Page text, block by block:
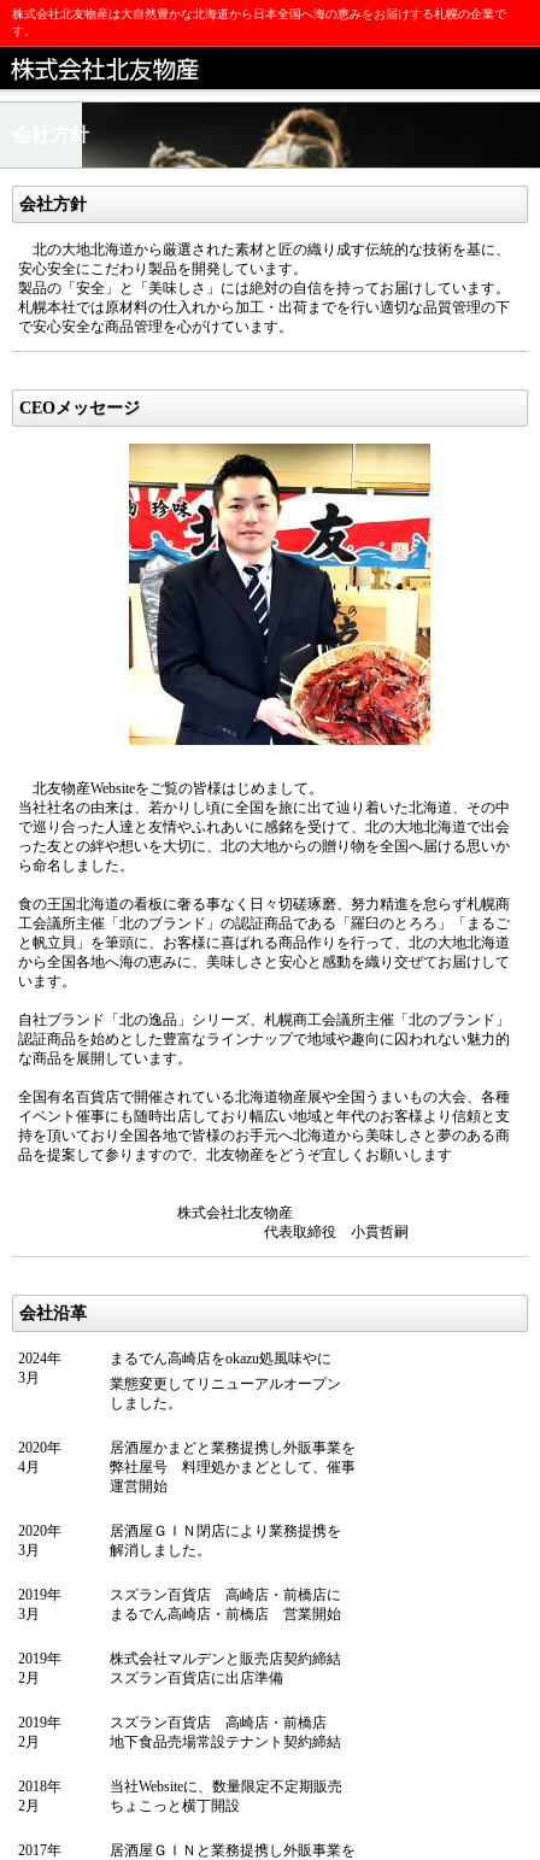
株式会社北友物産は大自然豊かな北海道から日本全国へ海の恵みをお届けする札幌の企業で
す。
会社方針
会社方針
北の大地北海道から厳選された素材と匠の織り成す伝統的な技術を基に、
安心安全にこだわり製品を開発しています。
製品の「安全」と「美味しさ」には絶対の自信を持ってお届けしています。
札幌本社では原材料の仕入れから加工・出荷までを行い適切な品質管理の下
で安心安全な商品管理を心がけています。
CEOメッセージ
北友物産Websiteをご覧の皆様はじめまして。
当社社名の由来は、若かりし頃に全国を旅に出て辿り着いた北海道、その中
で巡り合った人達と友情やふれあいに感銘を受けて、北の大地北海道で出会
った友との絆や想いを大切に、北の大地からの贈り物を全国へ届ける思いか
ら命名しました。
食の王国北海道の看板に奢る事なく日々切磋琢磨、努力精進を怠らず札幌商
工会議所主催「北のブランド」の認証商品である「羅臼のとろろ」「まるご
と帆立貝」を筆頭に、お客様に喜ばれる商品作りを行って、北の大地北海道
から全国各地へ海の恵みに、美味しさと安心と感動を織り交ぜてお届けして
います。
自社ブランド「北の逸品」シリーズ、札幌商工会議所主催「北のブランド」
認証商品を始めとした豊富なラインナップで地域や趣向に囚われない魅力的
な商品を展開しています。
全国有名百貨店で開催されている北海道物産展や全国うまいもの大会、各種
イベント催事にも随時出店しており幅広い地域と年代のお客様より信頼と支
持を頂いており全国各地で皆様のお手元へ北海道から美味しさと夢のある商
品を提案して参りますので、北友物産をどうぞ宜しくお願いします
株式会社北友物産
代表取締役 小貫哲嗣
会社沿革
2024年
3月
まるでん高崎店をokazu処風味やに
業態変更してリニューアルオープン
しました。
2020年
4月
居酒屋かまどと業務提携し外販事業を
弊社屋号 料理処かまどとして、催事
運営開始
2020年
3月
居酒屋ＧＩＮ閉店により業務提携を
解消しました。
2019年
3月
スズラン百貨店 高崎店・前橋店に
まるでん高崎店・前橋店 営業開始
2019年
2月
株式会社マルデンと販売店契約締結
スズラン百貨店に出店準備
2019年
2月
スズラン百貨店 高崎店・前橋店
地下食品売場常設テナント契約締結
2018年
2月
当社Websiteに、数量限定不定期販売
ちょこっと横丁開設
2017年
居酒屋ＧＩＮと業務提携し外販事業を